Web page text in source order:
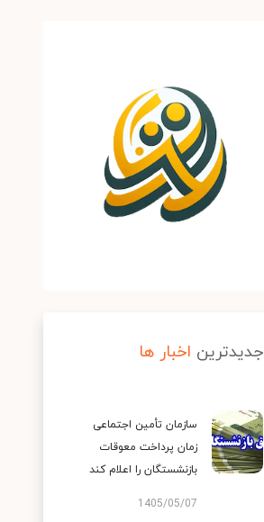
جدیدترین اخبار ها
سازمان تأمین اجتماعی
زمان پرداخت معوقات
بازنشستگان را اعلام کند
1405/05/07